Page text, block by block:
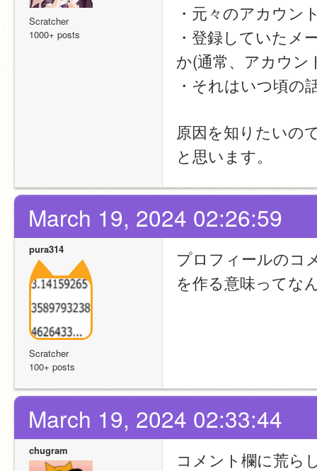
Scratcher
1000+ posts
・元々のアカウン
・登録していたメ
か(通常、アカウ
・それはいつ頃の
原因を知りたいの
と思います。
March 19, 2024 02:26:59
pura314
Scratcher
100+ posts
プロフィールのコ
を作る意味ってな
March 19, 2024 02:33:44
chugram
コメント欄に荒ら